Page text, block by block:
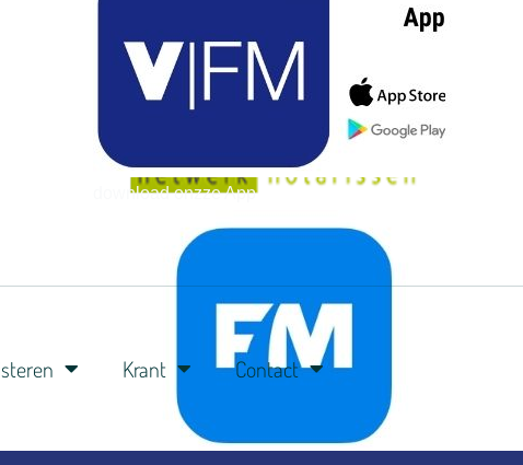
delangekortland
download onzze App
Krant Contact